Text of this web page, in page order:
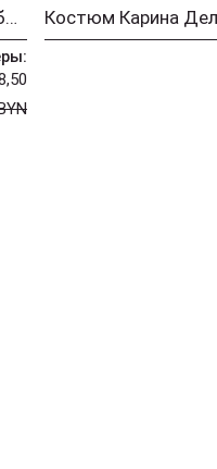
Платье Карина Делюкс 1292 бордо